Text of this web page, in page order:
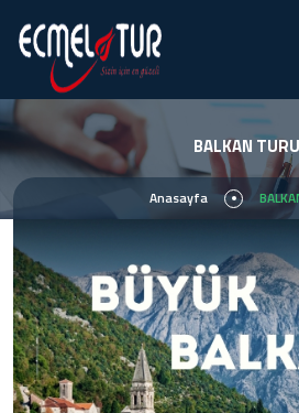
BALKAN TURU
Anasayfa